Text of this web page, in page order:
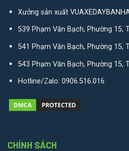
Xưởng sản xuất
539 Phạm Văn Bạch, Phường 15,
541 Phạm Văn Bạch, Phường 15,
543 Phạm Văn Bạch, Phường 15,
Hotline/Zalo: 0906.516.016
CHÍNH SÁCH